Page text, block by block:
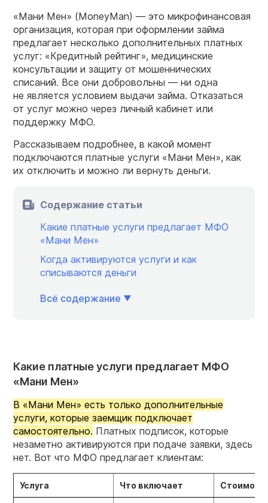
«Мани Мен» (MoneyMan) — это микрофинансовая
организация, которая при оформлении займа
предлагает несколько дополнительных платных
услуг: «Кредитный рейтинг», медицинские
консультации и защиту от мошеннических
списаний. Все они добровольны — ни одна
не является условием выдачи займа. Отказаться
от услуг можно через личный кабинет или
поддержку МФО.
Рассказываем подробнее, в какой момент
подключаются платные услуги «Мани Мен», как
их отключить и можно ли вернуть деньги.
Содержание статьи
Какие платные услуги предлагает МФО
«Мани Мен»
Когда активируются услуги и как
списываются деньги
Всё содержание
Какие платные услуги предлагает МФО
«Мани Мен»
В «Мани Мен» есть только дополнительные
услуги, которые заемщик подключает
самостоятельно. Платных подписок, которые
незаметно активируются при подаче заявки, здесь
нет. Вот что МФО предлагает клиентам:
Услуга Что включает